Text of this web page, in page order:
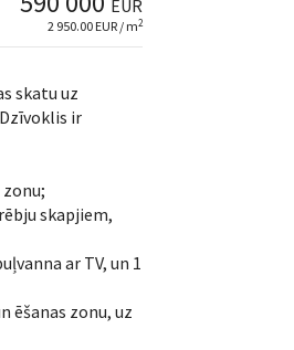
EUR
2 950.00 EUR / m2
skatu uz
ir
skapjiem,
ar TV, un 1
ēšanas zonu, uz